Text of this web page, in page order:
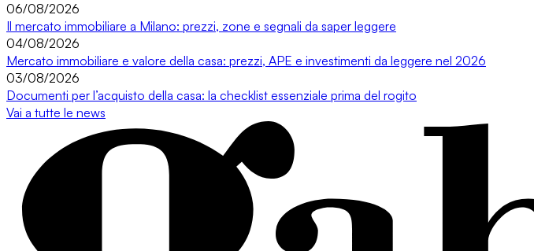
06/08/2026
Il mercato immobiliare a Milano: prezzi, zone e segnali da saper leggere
04/08/2026
Mercato immobiliare e valore della casa: prezzi, APE e investimenti da leggere nel 2026
03/08/2026
Documenti per l’acquisto della casa: la checklist essenziale prima del rogito
Vai a tutte le news